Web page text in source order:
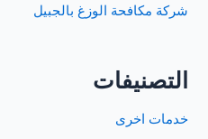
شركة مكافحة الوزغ بالجبيل
التصنيفات
خدمات اخرى